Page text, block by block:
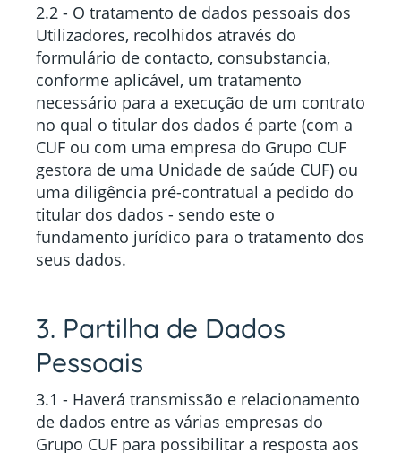
2.2 - O tratamento de dados pessoais dos
Utilizadores, recolhidos através do
formulário de contacto, consubstancia,
conforme aplicável, um tratamento
necessário para a execução de um contrato
no qual o titular dos dados é parte (com a
CUF ou com uma empresa do Grupo CUF
gestora de uma Unidade de saúde CUF) ou
uma diligência pré-contratual a pedido do
titular dos dados - sendo este o
fundamento jurídico para o tratamento dos
seus dados.
3. Partilha de Dados
Pessoais
3.1 - Haverá transmissão e relacionamento
de dados entre as várias empresas do
Grupo CUF para possibilitar a resposta aos